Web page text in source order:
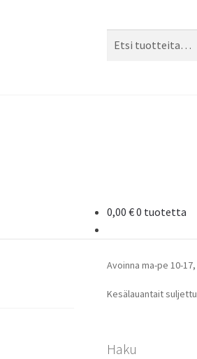
0,00 €0 tuotetta
Avoinna ma-pe 10-17,
Kesälauantait suljettu
Haku